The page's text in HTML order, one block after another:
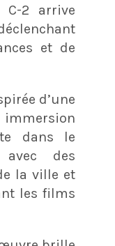
C-2 arrive
et de
d’une
dans le
avec des
la ville et
les films